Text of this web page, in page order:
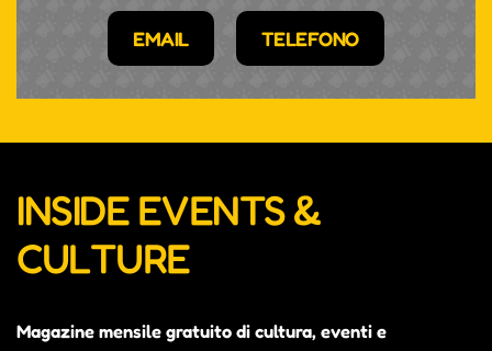
EMAIL TELEFONO
INSIDE EVENTS &
CULTURE
Magazine mensile gratuito di cultura, eventi e